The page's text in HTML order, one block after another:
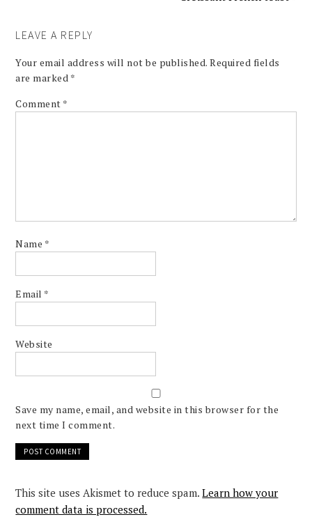
LEAVE A REPLY
Your email address will not be published. Required fields
are marked *
Comment *
Name *
Email *
Website
Save my name, email, and website in this browser for the
next time I comment.
This site uses Akismet to reduce spam.Learn how your
comment data is processed.